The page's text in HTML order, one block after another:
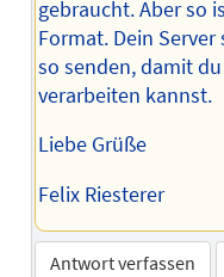
gebraucht. Aber so
Format. Dein
so senden, damit
verarbeiten kannst.
Liebe Grüße
Felix Riesterer
Antwort verfassen